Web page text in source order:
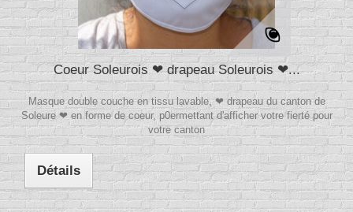
Coeur Soleurois ❤ drapeau Soleurois ❤...
Masque double couche en tissu lavable, ❤ drapeau du canton de
Soleure ❤ en forme de coeur, p0ermettant d'afficher votre fierté pour
votre canton
Détails